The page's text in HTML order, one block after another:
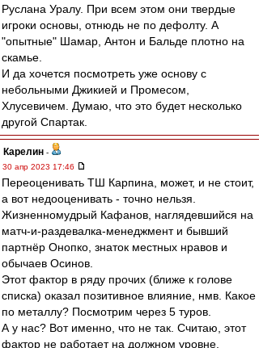
Руслана Уралу. При всем этом они твердые
игроки основы, отнюдь не по дефолту. А
"опытные" Шамар, Антон и Бальде плотно на
скамье.
И да хочется посмотреть уже основу с
небольными Джикией и Промесом,
Хлусевичем. Думаю, что это будет несколько
другой Спартак.
Карелин -
30 апр 2023 17:46
Переоценивать ТШ Карпина, может, и не стоит,
а вот недооценивать - точно нельзя.
Жизненномудрый Кафанов, наглядевшийся на
матч-и-раздевалка-менеджмент и бывший
партнёр Онопко, знаток местных нравов и
обычаев Осинов.
Этот фактор в ряду прочих (ближе к голове
списка) оказал позитивное влияние, нмв. Какое
по металлу? Посмотрим через 5 туров.
А у нас? Вот именно, что не так. Считаю, этот
фактор не работает на должном уровне.